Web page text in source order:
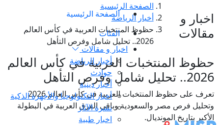
الصفحة الرئيسية
الفئات
اخبار و مقالات
أخبار الرياضة
حوادث
أخبار دينية
أخبار التكنولوجيا والأجهزة الذكية
نشرة الآثار
اخبار طبية
اخبار و
مقالات
الصفحة الرئيسية
أخبار الرياضة
حظوظ المنتخبات العربية في كأس العالم
2026.. تحليل شامل وفرص التأهل
حظوظ المنتخبات العربية في كأس العالم
2026.. تحليل شامل وفرص التأهل
تعرف على حظوظ المنتخبات العربية في كأس العالم 2026
وتحليل فرص مصر والسعودية وباقي الفرق العربية في البطولة
الأكبر بتاريخ المونديال.